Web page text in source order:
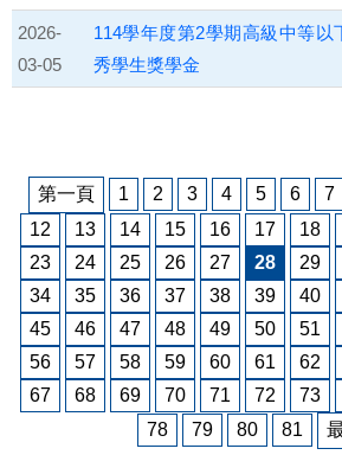
2026-
03-05
114學年度第2學期高級中等以
秀學生獎學金
第一頁 1 2 3 4 5 6 7
12
13 14 15 16 17 18
23
24 25 26 27 28 29
34
35 36 37 38 39 40
45
46 47 48 49 50 51
56
57 58 59 60 61 62
67
68 69 70 71 72 73
78
79 80 81